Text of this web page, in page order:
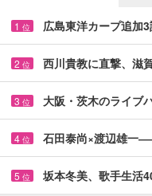
1 位 広島東洋カープ追
2 位 西川貴教に直撃、滋
3 位 大阪・茨木のライブ
4 位 石田泰尚×渡辺雄一
5 位 坂本冬美、歌手生活